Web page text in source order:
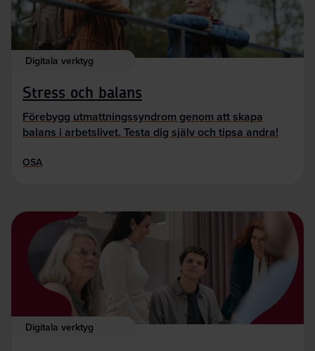
Digitala verktyg
Stress och balans
Förebygg utmattningssyndrom genom att skapa
balans i arbetslivet. Testa dig själv och tipsa andra!
OSA
Digitala verktyg